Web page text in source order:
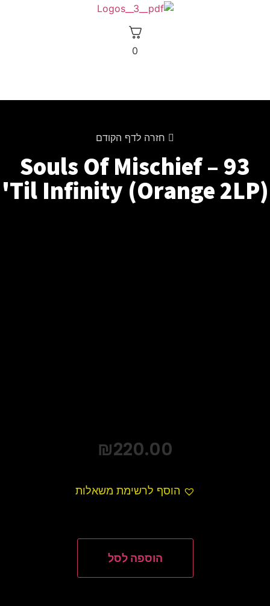
חזרה לדף הקודם
Souls Of Mischief –
'Til Infinity (Orange
₪220.00
הוסף לרשימת משאלות
של
Of
Mischief
–
הוספה לסל